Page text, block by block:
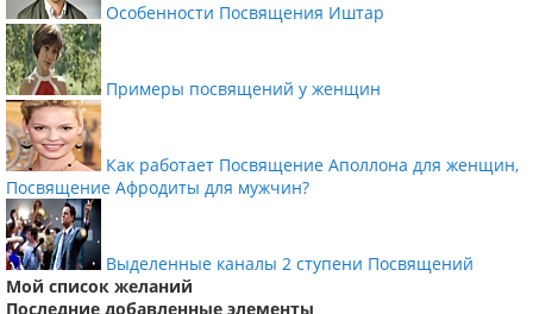
Особенности Посвящения Иштар
Примеры посвящений у женщин
Как работает Посвящение Аполлона для женщин,
Посвящение Афродиты для мужчин?
Выделенные каналы 2 ступени Посвящений
Мой список желаний
Последние добавленные элементы